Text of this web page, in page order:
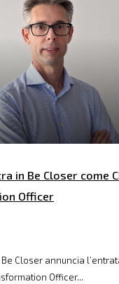
in Be Closer come
Officer
Closer annuncia
Officer...